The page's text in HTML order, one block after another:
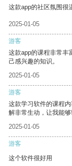
这款app的社区氛围很
2025-01-05
游客
这款app的课程非常丰
己感兴趣的知识。
2025-01-05
游客
这款学习软件的课程
解非常生动，让我能够
2025-01-05
游客
这个软件很好用